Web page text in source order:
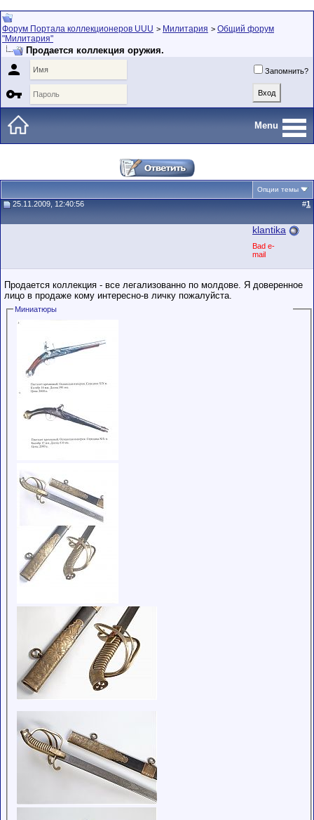
Форум Портала коллекционеров UUU > Милитария > Общий форум
"Милитария"
Продается коллекция оружия.
 Запомнить?

Menu
Опции темы
25.11.2009, 12:40:56 #1
klantika
Bad e-
mail
Продается коллекция - все легализованно по молдове. Я доверенное
лицо в продаже кому интересно-в личку пожалуйста.
Миниатюры